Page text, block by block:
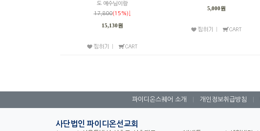
도 예수님이랑
17,800(15%)↓
15,130원
5,000원
파이디온스퀘어 소개 개인정보취급방침
사단법인 파이디온선교회